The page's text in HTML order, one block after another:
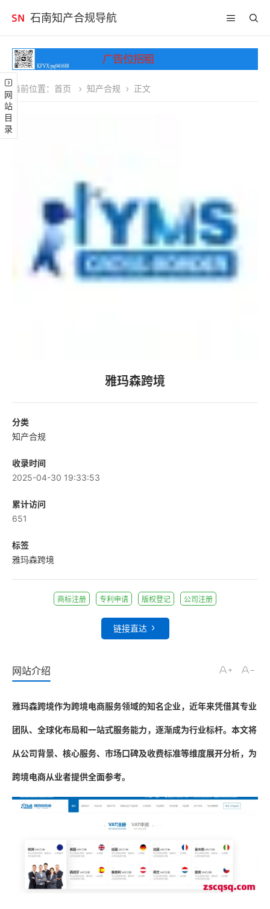
石南知产合规导航
网站目录
当前位置： 首页 知产合规 正文
雅玛森跨境
分类
知产合规
收录时间
2025-04-30 19:33:53
累计访问
651
标签
雅玛森跨境
商标注册 专利申请 版权登记 公司注册
链接直达
网站介绍
雅玛森跨境作为跨境电商服务领域的知名企业，近年来凭借其专业
团队、全球化布局和一站式服务能力，逐渐成为行业标杆。本文将
从公司背景、核心服务、市场口碑及收费标准等维度展开分析，为
跨境电商从业者提供全面参考。